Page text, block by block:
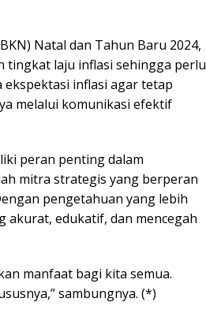
Natal dan Tahun Baru 2024,
tingkat laju inflasi sehingga perlu
inflasi agar tetap
melalui komunikasi efektif
peran penting dalam
mitra strategis yang berperan
pengetahuan yang lebih
akurat, edukatif, dan mencegah
manfaat bagi kita semua.
sambungnya. (*)